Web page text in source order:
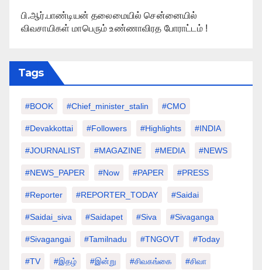
பி.ஆர்.பாண்டியன் தலைமையில் சென்னையில்
விவசாயிகள் மாபெரும் உண்ணாவிரத போராட்டம் !
Tags
#BOOK #chief_minister_stalin #CMO
#devakkottai #followers #highlights #INDIA
#JOURNALIST #MAGAZINE #MEDIA #NEWS
#NEWS_PAPER #Now #PAPER #PRESS
#Reporter #REPORTER_TODAY #saidai
#saidai_siva #saidapet #Siva #Sivaganga
#sivagangai #tamilnadu #TNGOVT #today
#TV #இதழ் #இன்று #சிவகங்கை #சிவா